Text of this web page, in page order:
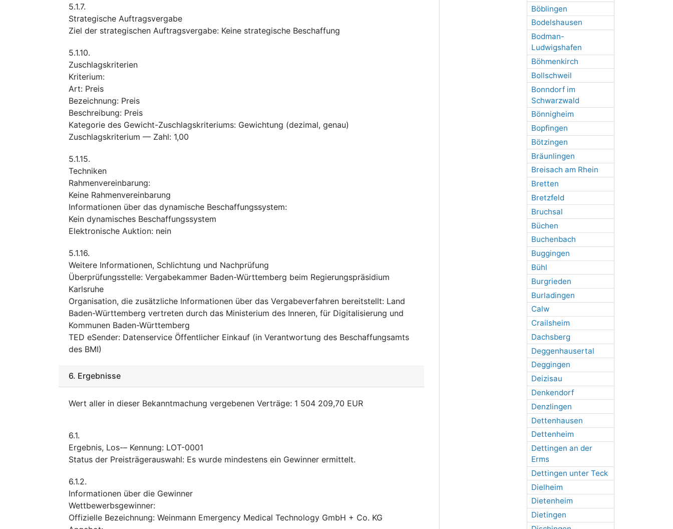
Böblingen
Bodelshausen
Bodman-
Ludwigshafen
Böhmenkirch
Bollschweil
Bonndorf im
Schwarzwald
Bönnigheim
Bopfingen
Bötzingen
Bräunlingen
Breisach am Rhein
Bretten
Bretzfeld
Bruchsal
Büchen
Buchenbach
Buggingen
Bühl
Burgrieden
Burladingen
Calw
Crailsheim
Dachsberg
Deggenhausertal
Deggingen
Deizisau
Denkendorf
Denzlingen
Dettenhausen
Dettenheim
Dettingen an der
Erms
Dettingen unter Teck
Dielheim
Dietenheim
Dietingen
5.1.7.
Strategische Auftragsvergabe
Ziel der strategischen Auftragsvergabe: Keine strategische Beschaffung
5.1.10.
Zuschlagskriterien
Kriterium:
Art: Preis
Bezeichnung: Preis
Beschreibung: Preis
Kategorie des Gewicht-Zuschlagskriteriums: Gewichtung (dezimal, genau)
Zuschlagskriterium — Zahl: 1,00
5.1.15.
Techniken
Rahmenvereinbarung:
Keine Rahmenvereinbarung
Informationen über das dynamische Beschaffungssystem:
Kein dynamisches Beschaffungssystem
Elektronische Auktion: nein
5.1.16.
Weitere Informationen, Schlichtung und Nachprüfung
Überprüfungsstelle: Vergabekammer Baden-Württemberg beim Regierungspräsidium
Karlsruhe
Organisation, die zusätzliche Informationen über das Vergabeverfahren bereitstellt: Land
Baden-Württemberg vertreten durch das Ministerium des Inneren, für Digitalisierung und
Kommunen Baden-Württemberg
TED eSender: Datenservice Öffentlicher Einkauf (in Verantwortung des Beschaffungsamts
des BMI)
6. Ergebnisse
Wert aller in dieser Bekanntmachung vergebenen Verträge: 1 504 209,70 EUR
6.1.
Ergebnis, Los-– Kennung: LOT-0001
Status der Preisträgerauswahl: Es wurde mindestens ein Gewinner ermittelt.
6.1.2.
Informationen über die Gewinner
Wettbewerbsgewinner:
Offizielle Bezeichnung: Weinmann Emergency Medical Technology GmbH + Co. KG